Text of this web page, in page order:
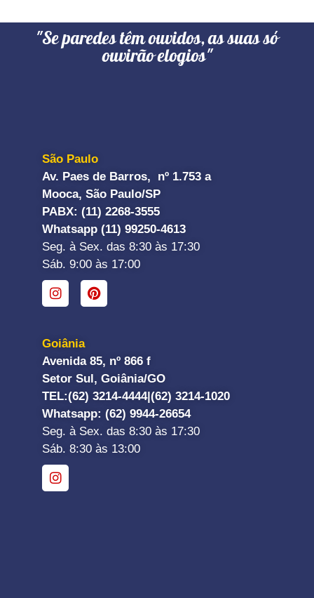
"Se paredes têm ouvidos, as suas só
ouvirão elogios"
São Paulo
Av. Paes de Barros, nº 1.753 a
Mooca, São Paulo/SP
PABX: (11) 2268-3555
Whatsapp (11) 99250-4613
Seg. à Sex. das 8:30 às 17:30
Sáb. 9:00 às 17:00
Goiânia
Avenida 85, nº 866 f
Setor Sul, Goiânia/GO
TEL:(62) 3214-4444|(62) 3214-1020
Whatsapp: (62) 9944-26654
Seg. à Sex. das 8:30 às 17:30
Sáb. 8:30 às 13:00